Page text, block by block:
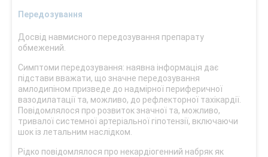
Передозування
Досвід навмисного передозування препарату
обмежений.
Симптоми передозування: наявна інформація дає
підстави вважати, що значне передозування
амлодипіном призведе до надмірної периферичної
вазодилатації та, можливо, до рефлекторної тахікардії.
Повідомлялося про розвиток значної та, можливо,
тривалої системної артеріальної гіпотензії, включаючи
шок із летальним наслідком.
Рідко повідомлялося про некардіогенний набряк як